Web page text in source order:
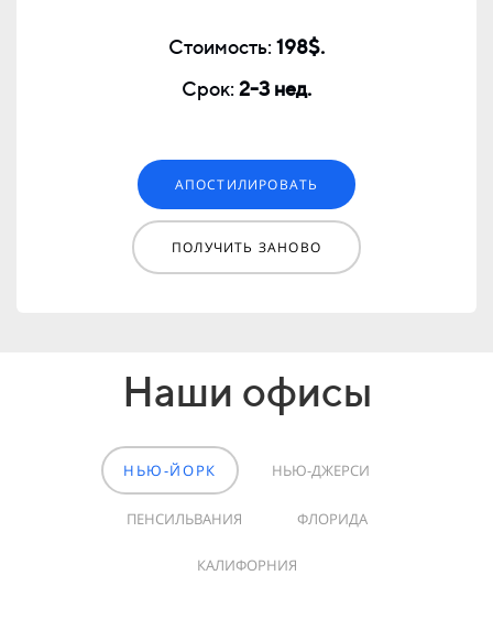
Стоимость: 198$.
Срок: 2-3 нед.
АПОСТИЛИРОВАТЬ
ПОЛУЧИТЬ ЗАНОВО
Наши офисы
НЬЮ-ЙОРК НЬЮ-ДЖЕРСИ
ПЕНСИЛЬВАНИЯ ФЛОРИДА
КАЛИФОРНИЯ